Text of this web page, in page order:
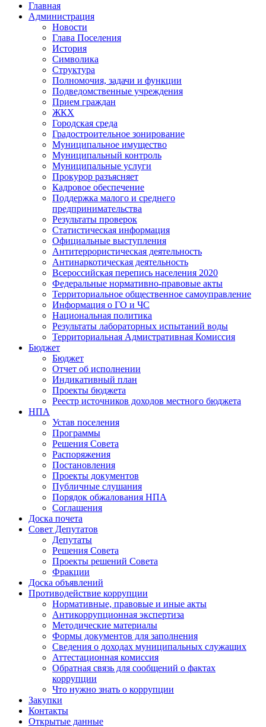
Главная
Администрация
Новости
Глава Поселения
История
Символика
Структура
Полномочия, задачи и функции
Подведомственные учреждения
Прием граждан
ЖКХ
Городская среда
Градостроительное зонирование
Муниципальное имущество
Муниципальный контроль
Муниципальные услуги
Прокурор разъясняет
Кадровое обеспечение
Поддержка малого и среднего
предпринимательства
Результаты проверок
Статистическая информация
Официальные выступления
Антитеррористическая деятельность
Антинаркотическая деятельность
Всероссийская перепись населения 2020
Федеральные нормативно-правовые акты
Территориальное общественное самоуправление
Информация о ГО и ЧС
Национальная политика
Результаты лабораторных испытаний воды
Территориальная Адмистративная Комиссия
Бюджет
Бюджет
Отчет об исполнении
Индикативный план
Проекты бюджета
Реестр источников доходов местного бюджета
НПА
Устав поселения
Программы
Решения Совета
Распоряжения
Постановления
Проекты документов
Публичные слушания
Порядок обжалования НПА
Соглашения
Доска почета
Совет Депутатов
Депутаты
Решения Совета
Проекты решений Совета
Фракции
Доска объявлений
Противодействие коррупции
Нормативные, правовые и иные акты
Антикоррупционная экспертиза
Методические материалы
Формы документов для заполнения
Сведения о доходах муниципальных служащих
Аттестационная комиссия
Обратная связь для сообщений о фактах
коррупции
Что нужно знать о коррупции
Закупки
Контакты
Открытые данные